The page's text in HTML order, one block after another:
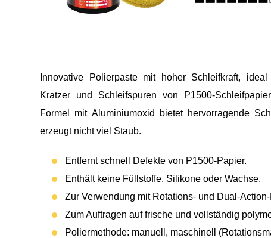
Innovative Polierpaste mit hoher Schleifkraft,
Kratzer und Schleifspuren von P1500-
Formel mit Aluminiumoxid bietet hervorragende
erzeugt nicht viel Staub.
Entfernt schnell Defekte von P1500-Papier.
Enthält keine Füllstoffe, Silikone oder Wachse.
Zur Verwendung mit Rotations- und Dual-
Zum Auftragen auf frische und vollständig
Poliermethode: manuell, maschinell